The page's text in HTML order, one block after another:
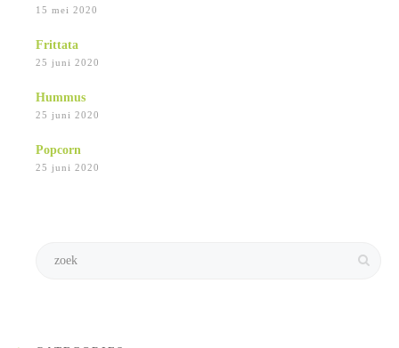
15 mei 2020
Frittata
25 juni 2020
Hummus
25 juni 2020
Popcorn
25 juni 2020